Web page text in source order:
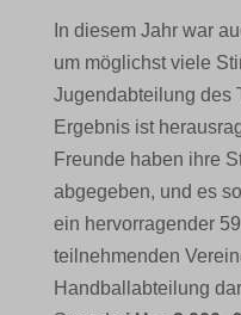
In diesem Jahr war
um möglichst viele
Jugendabteilung des
Ergebnis ist
Freunde haben ihre
abgegeben, und es
ein hervorragender
teilnehmenden
Handballabteilung